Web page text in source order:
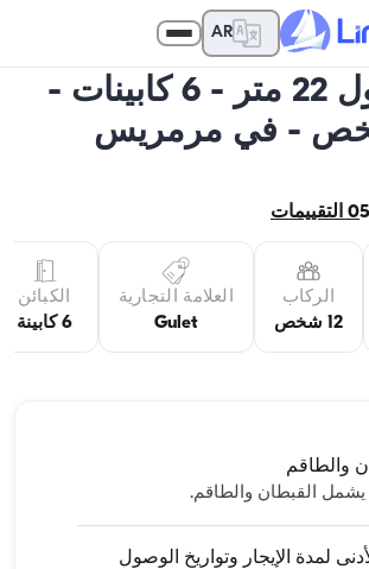
AR
غوليت بطول 22 متر - 6 كابينات -
0 التقييمات
الركاب
12 شخص
العلامة التجارية
Gulet
الكبائن
6 كابينة
والطاقم
يشمل القبطان والطاقم.
لمدة الإيجار وتواريخ الوصول